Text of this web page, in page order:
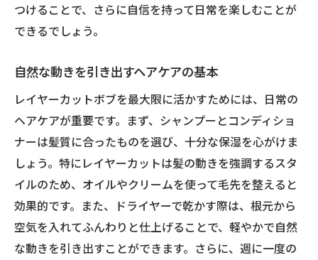
つけることで、さらに自信を持って日常を楽しむことが
できるでしょう。
自然な動きを引き出すヘアケアの基本
レイヤーカットボブを最大限に活かすためには、日常の
ヘアケアが重要です。まず、シャンプーとコンディショ
ナーは髪質に合ったものを選び、十分な保湿を心がけま
しょう。特にレイヤーカットは髪の動きを強調するスタ
イルのため、オイルやクリームを使って毛先を整えると
効果的です。また、ドライヤーで乾かす際は、根元から
空気を入れてふんわりと仕上げることで、軽やかで自然
な動きを引き出すことができます。さらに、週に一度の